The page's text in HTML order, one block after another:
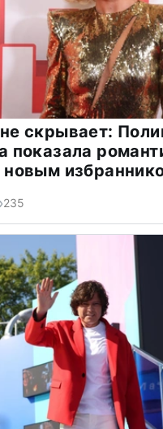
скрывает:
показала
235